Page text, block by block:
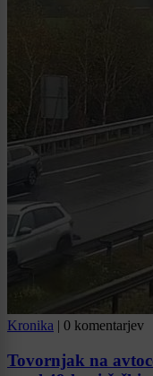
Kronika | 0 komentarjev
Tovornjak na